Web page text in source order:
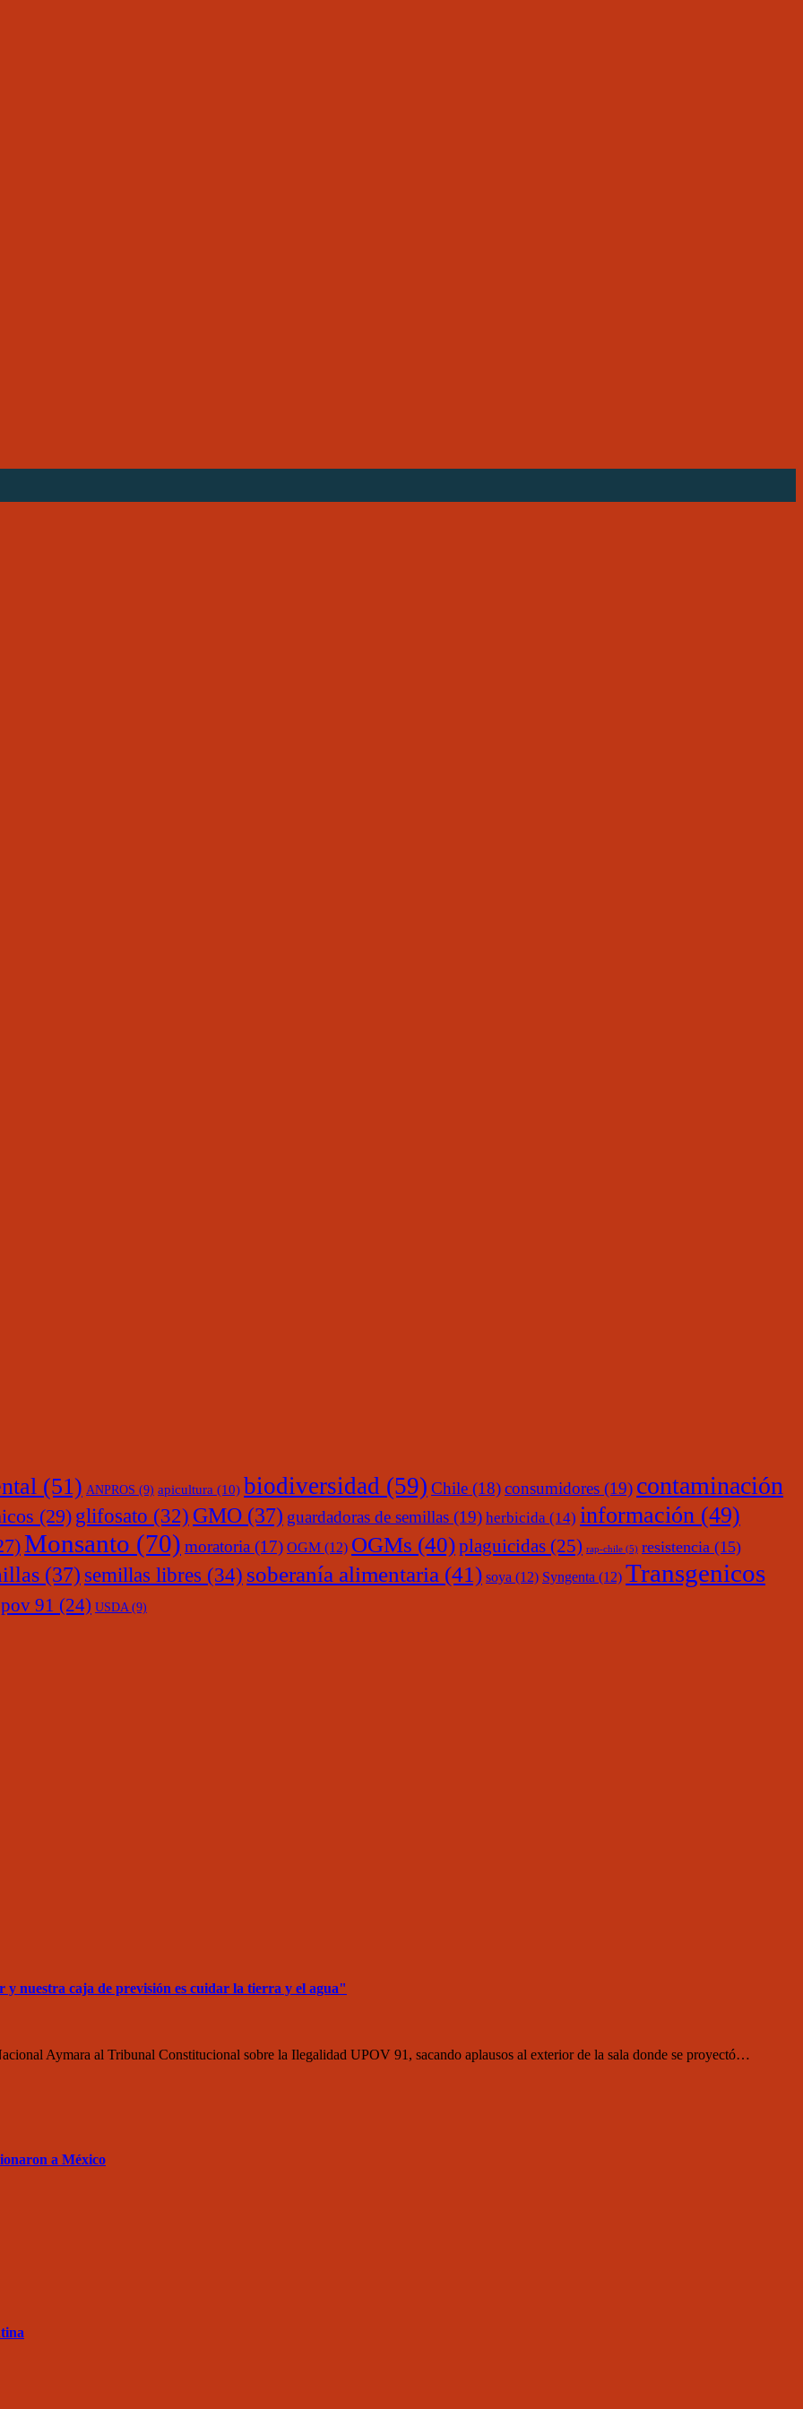
(51) ANPROS (9) apicultura (10) biodiversidad (59) Chile (18)consumidores (19) contaminación
(29) glifosato (32) GMO (37) guardadoras de semillas (19) herbicida (14) información (49)
Monsanto (70) moratoria (17) OGM (12) OGMs (40)plaguicidas (25) rap-chile (5) resistencia (15)
(37) semillas libres (34) soberanía alimentaria (41) soya (12) Syngenta (12) Transgenicos
91 (24) USDA (9)
nuestra caja de previsión es cuidar la tierra y el agua"
Aymara al Tribunal Constitucional sobre la Ilegalidad UPOV 91, sacando aplausos al exterior de la sala donde se proyectó…
a México